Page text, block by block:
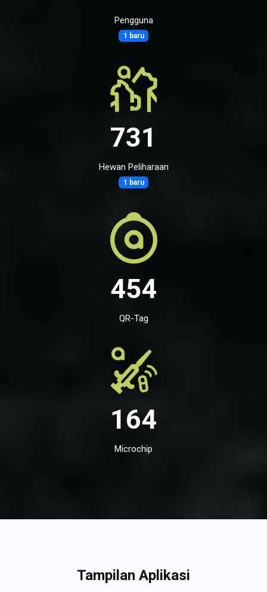
Pengguna
1 baru
731
Hewan Peliharaan
1 baru
454
QR-Tag
164
Microchip
Tampilan Aplikasi